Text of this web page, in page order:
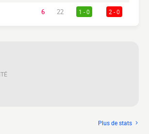
6 22 1 - 0 2 - 0
Plus de stats